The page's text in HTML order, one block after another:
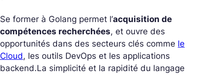
Se former à Golang permet l’acquisition de
compétences recherchées, et ouvre des
opportunités dans des secteurs clés comme le
Cloud, les outils DevOps et les applications
backend.La simplicité et la rapidité du langage